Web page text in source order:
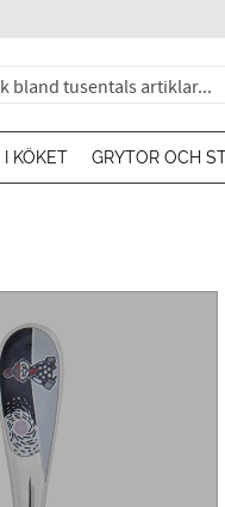
I KÖKET GRYTOR OCH